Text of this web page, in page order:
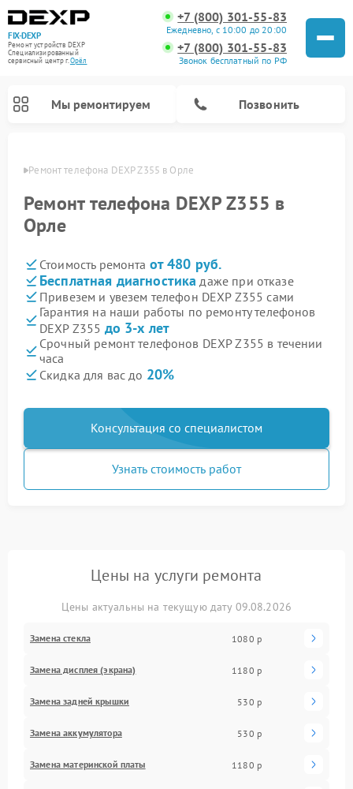
FIX-DEXP
Ремонт устройств DEXP
Специализированный
cервисный центр г.Орёл
+7 (800) 301-55-83
Ежедневно, с 10:00 до 20:00
+7 (800) 301-55-83
Звонок бесплатный по РФ
Мы ремонтируем Позвонить
Ремонт телефона DEXP Z355 в Орле
Ремонт телефона DEXP Z355 в
Орле
Стоимость ремонта от 480 руб.
Бесплатная диагностика даже при отказе
Привезем и увезем телефон DEXP Z355 сами
Гарантия на наши работы по ремонту телефонов
DEXP Z355 до 3-х лет
Срочный ремонт телефонов DEXP Z355 в течении
часа
Скидка для вас до 20%
Консультация со специалистом
Узнать стоимость работ
Цены на услуги ремонта
Цены актуальны на текущую дату 09.08.2026
Замена стекла 1080 р
Замена дисплея (экрана) 1180 р
Замена задней крышки 530 р
Замена аккумулятора 530 р
Замена материнской платы 1180 р